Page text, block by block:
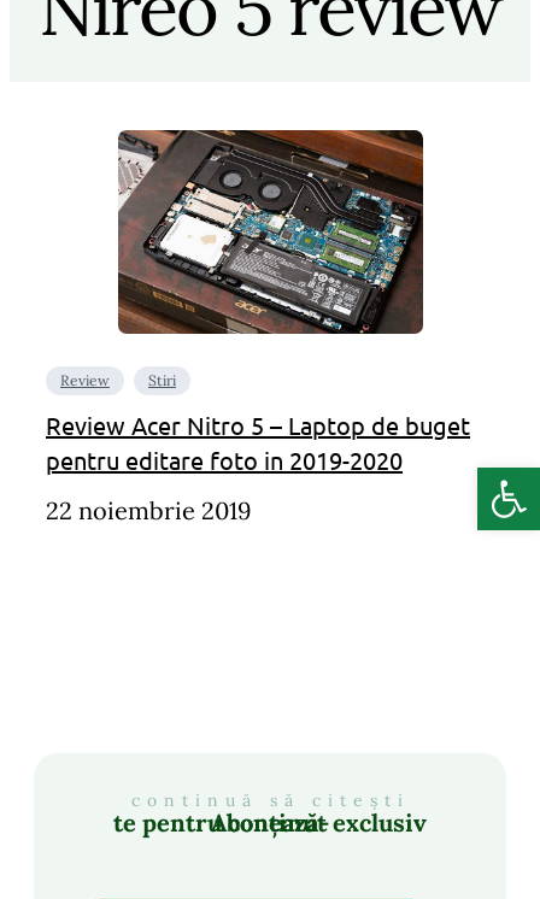
Review Stiri
Review Acer Nitro 5 – Laptop de buget
pentru editare foto in 2019-2020
22 noiembrie 2019
continuă să citești
Abonează-te pentru conținut exclusiv